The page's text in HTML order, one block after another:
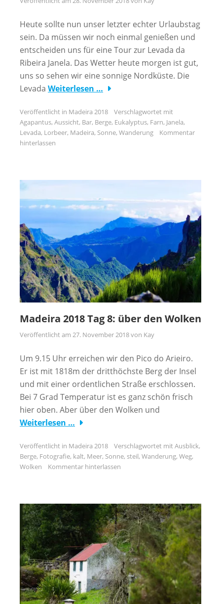
Heute sollte nun unser letzter echter Urlaubstag
sein. Da müssen wir noch einmal genießen und
entscheiden uns für eine Tour zur Levada da
Ribeira Janela. Das Wetter heute morgen ist gut,
uns so sehen wir eine sonnige Nordküste. Die
Levada Weiterlesen …
Veröffentlicht in Madeira 2018
Verschlagwortet mit
Agapantus, Aussicht, Bar, Berge, Eukalyptus, Farn, Janela,
Levada, Lorbeer, Madeira, Sonne, Wanderung
Kommentar
hinterlassen
Madeira 2018 Tag 8: über den Wolken
Veröffentlicht am 27. November 2018von Kay
Um 9.15 Uhr erreichen wir den Pico do Arieiro.
Er ist mit 1818m der dritthöchste Berg der Insel
und mit einer ordentlichen Straße erschlossen.
Bei 7 Grad Temperatur ist es ganz schön frisch
hier oben. Aber über den Wolken und
Weiterlesen …
Veröffentlicht in Madeira 2018 Verschlagwortet mitAusblick,
Berge, Fotografie, kalt, Meer, Sonne, steil, Wanderung, Weg,
Wolken
Kommentar hinterlassen